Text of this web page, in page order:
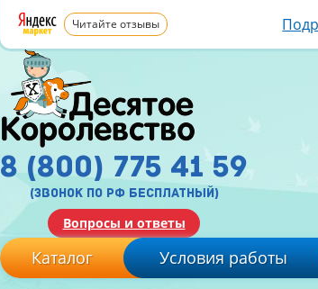
Читайте отзывы
8 (800) 775 41 59
(звонок по рф бесплатный)
Вопросы и ответы
Каталог Условия работы